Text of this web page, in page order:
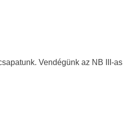
Vendégünk az NB III-as